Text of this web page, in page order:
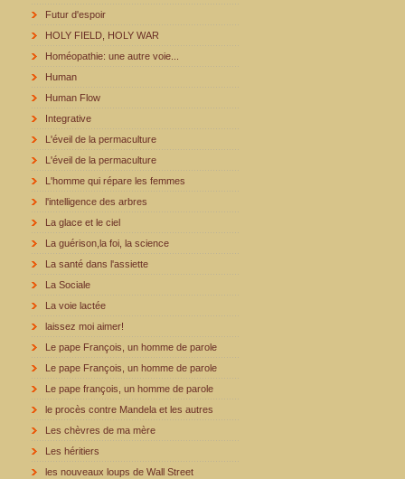
Futur d'espoir
HOLY FIELD, HOLY WAR
Homéopathie: une autre voie...
Human
Human Flow
Integrative
L'éveil de la permaculture
L'éveil de la permaculture
L'homme qui répare les femmes
l'intelligence des arbres
La glace et le ciel
La guérison,la foi, la science
La santé dans l'assiette
La Sociale
La voie lactée
laissez moi aimer!
Le pape François, un homme de parole
Le pape François, un homme de parole
Le pape françois, un homme de parole
le procès contre Mandela et les autres
Les chèvres de ma mère
Les héritiers
les nouveaux loups de Wall Street